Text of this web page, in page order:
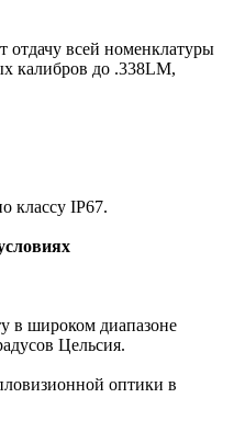
отдачу всей номенклатуры
калибров до .338LM,
классу IP67.
в широком диапазоне
Цельсия.
оптики в